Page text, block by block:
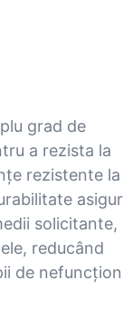
grad de
a rezista la
rezistente la
solicitante,
reducând
de